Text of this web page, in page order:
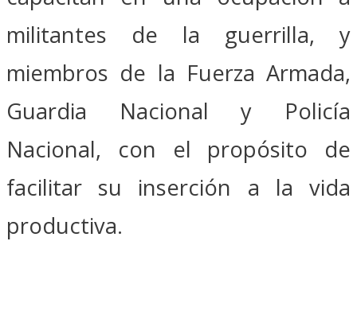
militantes de la guerrilla, y
miembros de la Fuerza Armada,
Guardia Nacional y Policía
Nacional, con el propósito de
facilitar su inserción a la vida
productiva.